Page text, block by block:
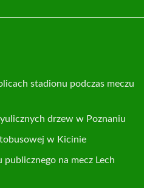
stadionu podczas meczu
drzew w Poznaniu
w Kicinie
na mecz Lech